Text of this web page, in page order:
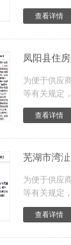
查看详情
凤阳县住
为便于供应
等有关规定
查看详情
芜湖市湾
为便于供应
等有关规定
查看详情